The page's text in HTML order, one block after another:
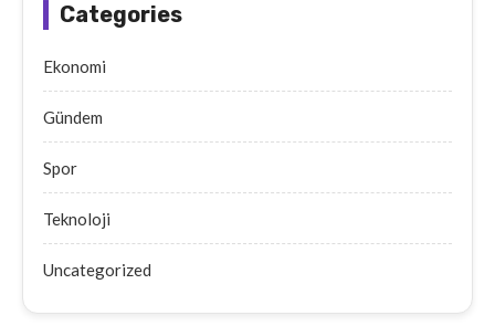
Categories
Ekonomi
Gündem
Spor
Teknoloji
Uncategorized